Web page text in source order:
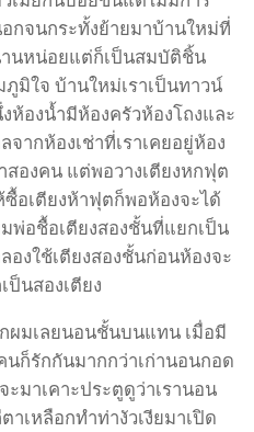
กจนกระทั้งย้ายมาบ้านใหม่ที่
นหน่อยแต่ก็เป็นสมบัติชิ้น
มิใจ บ้านใหม่เราเป็นทาวน์
ห้องน้ำมีห้องครัวห้องโถงและ
ากห้องเช่าที่เราเคยอยู่ห้อง
สองคน แต่พอวางเตียงหกฟุต
ซื้อเตียงห้าฟุตก็พอห้องจะได้
พ่อชื้อเตียงสองชั้นที่แยกเป็น
องใช้เตียงสองชั้นก่อนห้องจะ
ป็นสองเตียง
ผมเลยนอนชั้นบนแทน เมื่อมี
ก็รักกันมากกว่าเก่านอนกอด
มาเคาะประตูดูว่าเรานอน
เหลือกทำท่างัวเงียมาเปิด